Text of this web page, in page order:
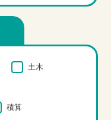
土木
積算